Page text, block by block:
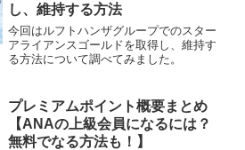
し、維持する方法
今回はルフトハンザグループでのスター
アライアンスゴールドを取得し、維持す
る方法について調べてみました。
プレミアムポイント概要まとめ
【ANAの上級会員になるには？
無料でなる方法も！】